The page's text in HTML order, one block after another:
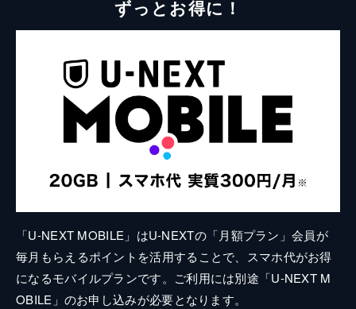
ずっとお得に！
「U-NEXT MOBILE」はU-NEXTの「月額プラン」会員が
毎月もらえるポイントを活用することで、スマホ代がお得
になるモバイルプランです。ご利用には別途「U-NEXT M
OBILE」のお申し込みが必要となります。